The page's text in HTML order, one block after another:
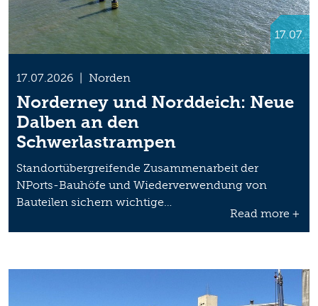
17.07.
17.07.2026 Norden
Norderney und Norddeich: Neue
Dalben an den
Schwerlastrampen
Standortübergreifende Zusammenarbeit der
NPorts-Bauhöfe und Wiederverwendung von
Bauteilen sichern wichtige…
Read more +